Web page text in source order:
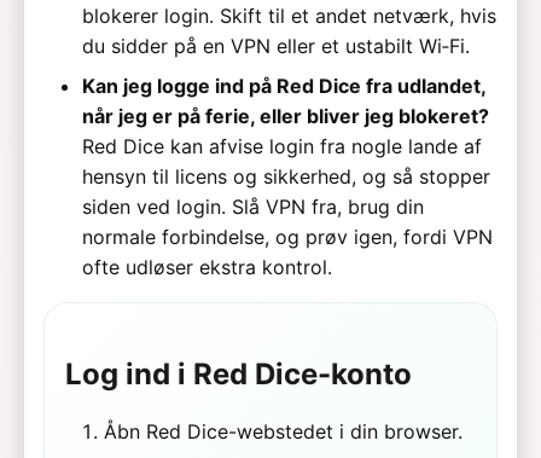
blokerer login. Skift til et andet netværk, hvis
du sidder på en VPN eller et ustabilt Wi‑Fi.
Kan jeg logge ind på Red Dice fra udlandet,
når jeg er på ferie, eller bliver jeg blokeret?
Red Dice kan afvise login fra nogle lande af
hensyn til licens og sikkerhed, og så stopper
siden ved login. Slå VPN fra, brug din
normale forbindelse, og prøv igen, fordi VPN
ofte udløser ekstra kontrol.
Log ind i Red Dice-konto
Åbn Red Dice-webstedet i din browser.